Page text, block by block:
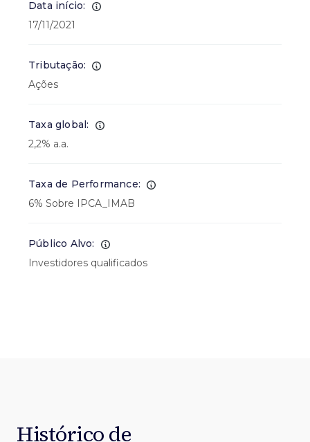
Data início:
17/11/2021
Tributação:
Ações
Taxa global:
2,2% a.a.
Taxa de Performance:
6% Sobre IPCA_IMAB
Público Alvo:
Investidores qualificados
Histórico de